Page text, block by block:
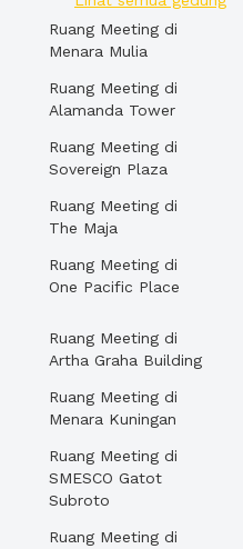
Ruang Meeting di
Menara Mulia
Ruang Meeting di
Alamanda Tower
Ruang Meeting di
Sovereign Plaza
Ruang Meeting di
The Maja
Ruang Meeting di
One Pacific Place
Ruang Meeting di
Artha Graha Building
Ruang Meeting di
Menara Kuningan
Ruang Meeting di
SMESCO Gatot
Subroto
Ruang Meeting di